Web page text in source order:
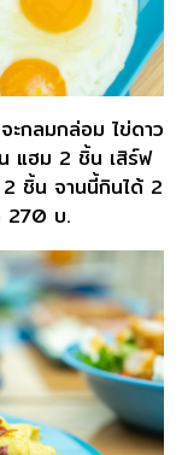
กลมกล่อม ไข่ดาว
แฮม 2 ชิ้น เสิร์ฟ
ชิ้น จานนี้กินได้ 2
270 บ.